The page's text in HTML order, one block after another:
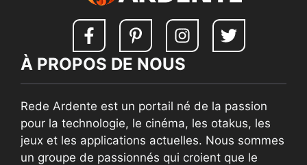
À PROPOS DE NOUS
Rede Ardente est un portail né de la passion
pour la technologie, le cinéma, les otakus, les
jeux et les applications actuelles. Nous sommes
un groupe de passionnés qui croient que le